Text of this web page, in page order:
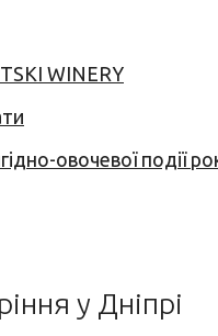
WINERY
овочевої події
у Дніпрі